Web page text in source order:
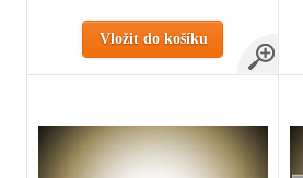
Vložit do košíku